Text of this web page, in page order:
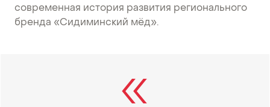
современная история развития регионального
бренда «Сидиминский мёд».